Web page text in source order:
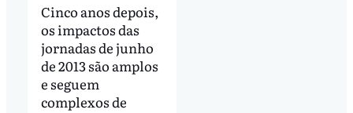
Cinco anos depois,
os impactos das
jornadas de junho
de 2013 são amplos
e seguem
complexos de